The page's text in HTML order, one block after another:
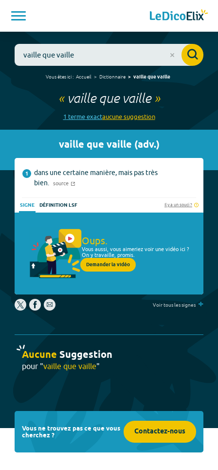
Vous êtes ici : Accueil Dictionnaire vaille que vaille
« vaille que vaille»
1 termeexactaucunesuggestion
vaille que vaille (adv.)
1
dans une certaine manière, mais pas très
bien.
source
SIGNE DÉFINITION LSF Il y a un souci ?
Oups.
Vous aussi, vous aimeriez voir une vidéo ici ?
On y travaille, promis.
Demander la vidéo
Voir tous les signes +
Aucune Suggestion
pour "vaille que vaille"
Vous ne trouvez pas ce que vous
cherchez ? Contactez-nous